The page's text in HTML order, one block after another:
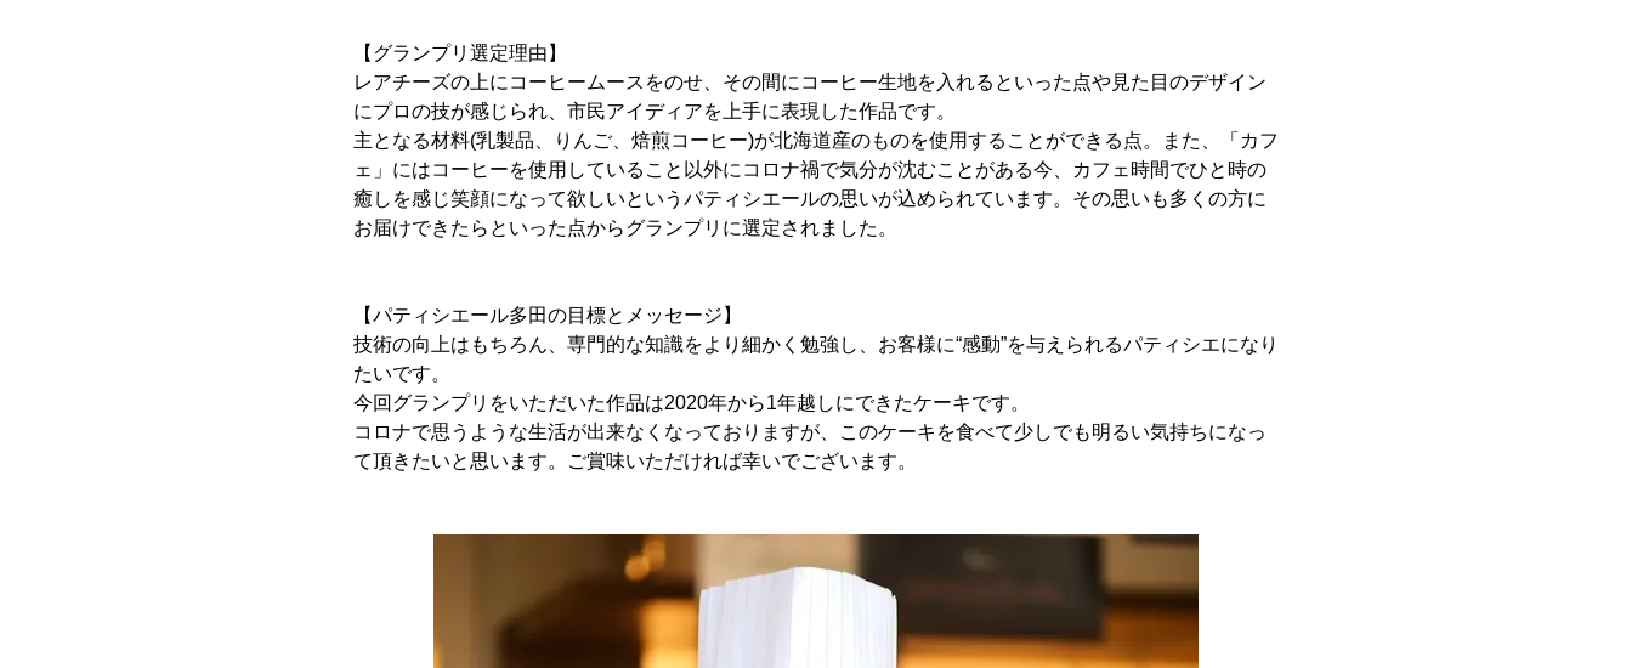
【グランプリ選定理由】
レアチーズの上にコーヒームースをのせ、その間にコーヒー生地を入れるといった点や見た目のデザイン
にプロの技が感じられ、市民アイディアを上手に表現した作品です。
主となる材料(乳製品、りんご、焙煎コーヒー)が北海道産のものを使用することができる点。また、「カフ
ェ」にはコーヒーを使用していること以外にコロナ禍で気分が沈むことがある今、カフェ時間でひと時の
癒しを感じ笑顔になって欲しいというパティシエールの思いが込められています。その思いも多くの方に
お届けできたらといった点からグランプリに選定されました。
【パティシエール多田の目標とメッセージ】
技術の向上はもちろん、専門的な知識をより細かく勉強し、お客様に“感動”を与えられるパティシエになり
たいです。
今回グランプリをいただいた作品は2020年から1年越しにできたケーキです。
コロナで思うような生活が出来なくなっておりますが、このケーキを食べて少しでも明るい気持ちになっ
て頂きたいと思います。ご賞味いただければ幸いでございます。